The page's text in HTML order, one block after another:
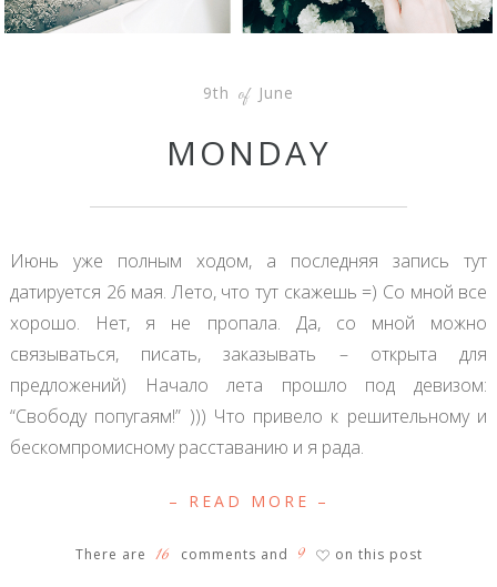
9th of June
MONDAY
Июнь уже полным ходом, а последняя запись тут
датируется 26 мая. Лето, что тут скажешь =) Со мной все
хорошо. Нет, я не пропала. Да, со мной можно
связываться, писать, заказывать – открыта для
предложений) Начало лета прошло под девизом:
“Свободу попугаям!” ))) Что привело к решительному и
бескомпромисному расставанию и я рада.
– READ MORE –
There are 16 comments and 9 ♡ on this post